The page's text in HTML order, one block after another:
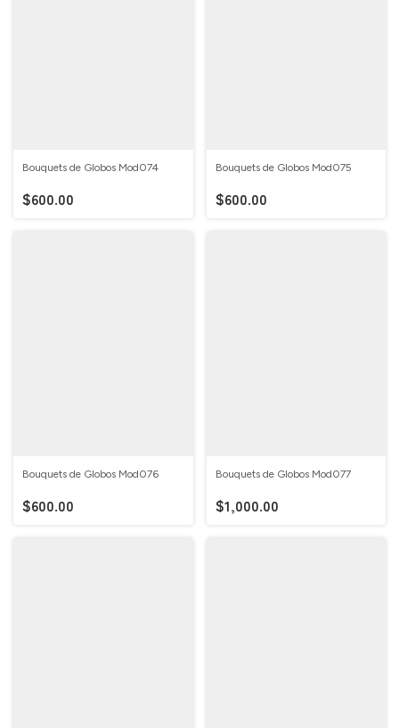
Bouquets de Globos Mod074
$600.00
Bouquets de Globos Mod075
$600.00
Bouquets de Globos Mod076
$600.00
Bouquets de Globos Mod077
$1,000.00